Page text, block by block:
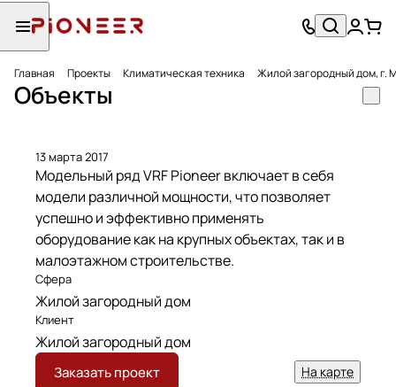
Главная Проекты Климатическая техника Жилой загородный дом, г.
Объекты
13 марта 2017
Модельный ряд VRF Pioneer включает в себя
модели различной мощности, что позволяет
успешно и эффективно применять
оборудование как на крупных объектах, так и в
малоэтажном строительстве.
Сфера
Жилой загородный дом
Клиент
Жилой загородный дом
Заказать проект На карте